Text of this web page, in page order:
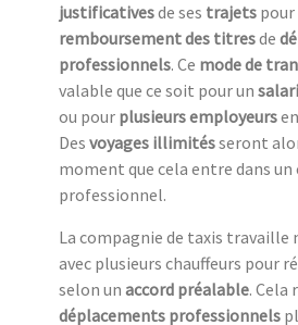
justificativesde ses trajets
remboursement des titresde
professionnels. Ce mode de
valable que ce soit pour un
ou pour plusieurs employeursen
Des voyages illimitésseront
moment que cela entre dans un
professionnel.
La compagnie de taxis
avec plusieurs chauffeurs pour
selon un accord préalable. Cela
déplacements professionnels